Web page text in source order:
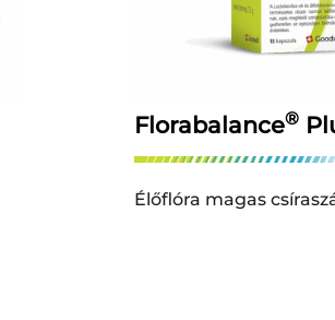
Florabalance®
Élőflóra magas